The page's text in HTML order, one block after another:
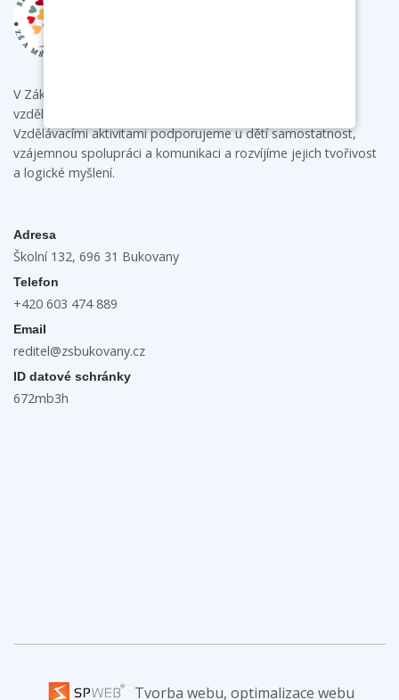
V Základní škole a mateřské škole Bukovany poskytujeme
vzdělání s individuálním přístupem ke každému dítěti.
Vzdělávacími aktivitami podporujeme u dětí samostatnost,
vzájemnou spolupráci a komunikaci a rozvíjíme jejich tvořivost
a logické myšlení.
Adresa
Školní 132, 696 31 Bukovany
Telefon
+420 603 474 889
Email
reditel@zsbukovany.cz
ID datové schránky
672mb3h
Tvorba webu, optimalizace webu